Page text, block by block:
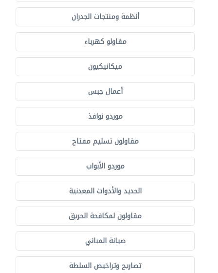
أنظمة ومنتجات الجدران
مقاولو كهرباء
ميكانيكيون
أعمال جبس
موردو نوافذ
مقاولون تسليم مفتاح
موردو الأبواب
الحديد والأدوات المعدنية
مقاولون لمكافحة الحريق
صيانة المباني
تصاريح وتراخيص السلطة